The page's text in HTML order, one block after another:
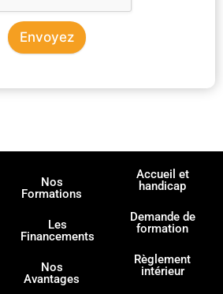
Envoyez
Nos
Formations
Les
Financements
Nos
Avantages
Accueil et
handicap
Demande de
formation
Règlement
intérieur